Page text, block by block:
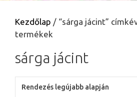
Kezdőlap / “sárga jácint”
termékek
sárga jácint